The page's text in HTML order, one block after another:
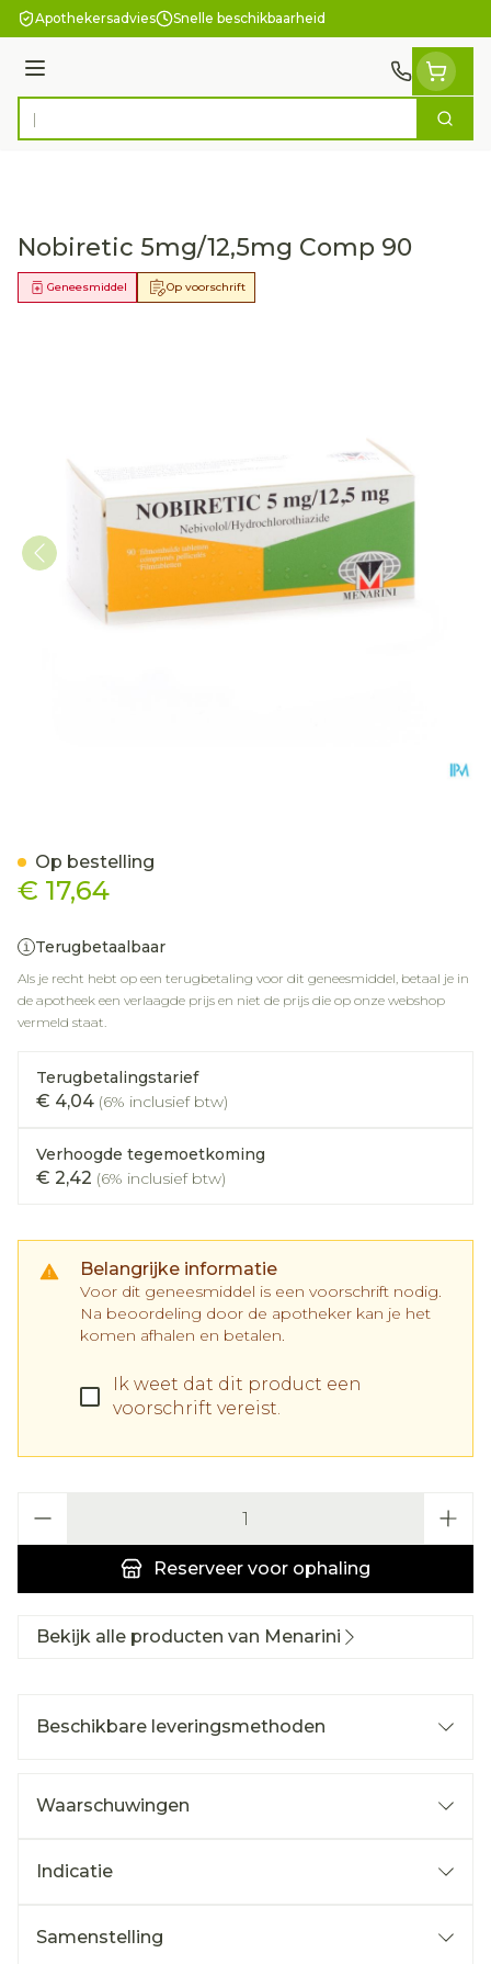
Ga naar de inhoud
Apothekersadvies Snelle beschikbaarheid
Menu
Product, merk, categorie... Zoek
Nobiretic 5mg/12,5mg Comp 90
Op voorschrift
Geneesmiddel
€ 17,64
Terugbetaalbaar
Als je recht hebt op een terugbetaling voor dit geneesmiddel, betaal je in
de apotheek een verlaagde prijs en niet de prijs die op onze webshop
vermeld staat.
Terugbetalingstarief
€ 4,04 (6% inclusief btw)
Verhoogde tegemoetkoming
€ 2,42 (6% inclusief btw)
Belangrijke informatie
Voor dit geneesmiddel is een voorschrift nodig.
Na beoordeling door de apotheker kan je het
komen afhalen en betalen.
Ik weet dat dit product een
voorschrift vereist.
Reserveer voor ophaling
Op bestelling
Bekijk alle producten van Menarini
Beschikbare leveringsmethoden
Waarschuwingen
Indicatie
Samenstelling